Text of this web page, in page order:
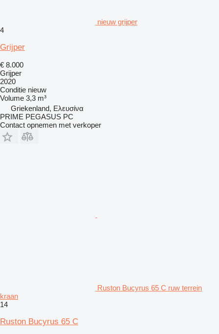
nieuw grijper
4
Grijper
€ 8.000
Grijper
2020
Conditie nieuw
Volume 3,3 m³
Griekenland, Ελευσίνα
PRIME PEGASUS PC
Contact opnemen met verkoper
Ruston Bucyrus 65 C ruw terrein
kraan
14
Ruston Bucyrus 65 C